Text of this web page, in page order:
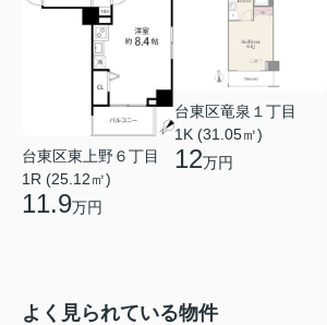
台東区東上野６丁目
1R (25.12㎡)
11.9万円
台東区竜泉１丁目
1K (31.05㎡)
12万円
よく見られている物件